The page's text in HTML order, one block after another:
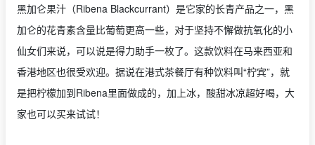
黑加仑果汁（Ribena Blackcurrant）是它家的长青产品之一，黑
加仑的花青素含量比葡萄更高一些，对于坚持不懈做抗氧化的小
仙女们来说，可以说是得力助手一枚了。这款饮料在马来西亚和
香港地区也很受欢迎。据说在港式茶餐厅有种饮料叫“柠宾”，就
是把柠檬加到Ribena里面做成的，加上冰，酸甜冰凉超好喝，大
家也可以买来试试！